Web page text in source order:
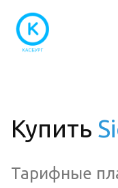
Купить
Тарифные